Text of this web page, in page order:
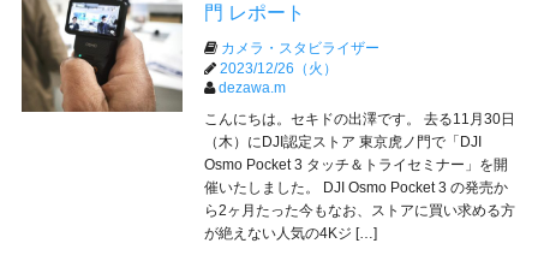
門 レポート
カメラ・スタビライザー
2023/12/26（火）
dezawa.m
こんにちは。セキドの出澤です。 去る11月30日
（木）にDJI認定ストア 東京虎ノ門で「DJI
Osmo Pocket 3 タッチ＆トライセミナー」を開
催いたしました。 DJI Osmo Pocket 3 の発売か
ら2ヶ月たった今もなお、ストアに買い求める方
が絶えない人気の4Kジ […]